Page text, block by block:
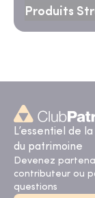
Produits
L’essentiel de
du patrimoine
Devenez
contributeur ou
questions